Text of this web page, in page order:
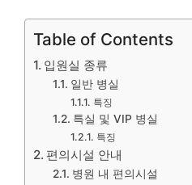
Table of Contents
입원실 종류
일반 병실
특징
특실 및 VIP 병실
특징
편의시설 안내
병원 내 편의시설